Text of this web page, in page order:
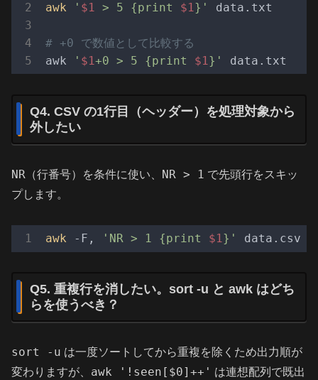
awk
' $1 > 5 {print $1}' data.txt
# +0 で数値として比較する
awk
' $1+0 > 5 {print $1}'
Q4. CSV の1行目（ヘッダー）を処理対象から
外したい
NR （行番号）を条件に使い、 NR > 1 で先頭行をスキッ
プします。
awk -F, 'NR > 1 {print $1}'
Q5. 重複行を消したい。sort -u と awk はどち
らを使うべき？
sort -u は一度ソートしてから重複を除くため出力順が
変わりますが、 awk '!seen[$0]++' は連想配列で既出